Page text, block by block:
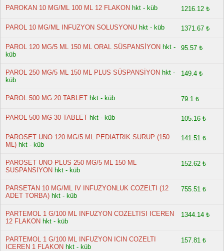
PAROKAN 10 MG/ML 100 ML 12 FLAKON hkt - küb 1216.12 ₺
PAROL 10 MG/ML INFUZYON SOLUSYONU hkt - küb 1371.67 ₺
PAROL 120 MG/5 ML 150 ML ORAL SÜSPANSİYON hkt -
küb
95.57 ₺
PAROL 250 MG/5 ML 150 ML PLUS SÜSPANSİYON hkt -
küb
149.4 ₺
PAROL 500 MG 20 TABLET hkt - küb 79.1 ₺
PAROL 500 MG 30 TABLET hkt - küb 105.16 ₺
PAROSET UNO 120 MG/5 ML PEDIATRIK SURUP (150
ML) hkt - küb
141.51 ₺
PAROSET UNO PLUS 250 MG/5 ML 150 ML
SUSPANSIYON hkt - küb
152.62 ₺
PARSETAN 10 MG/ML IV INFUZYONLUK COZELTI (12
ADET TORBA) hkt - küb
755.51 ₺
PARTEMOL 1 G/100 ML INFUZYON COZELTISI ICEREN
12 FLAKON hkt - küb
1344.14 ₺
PARTEMOL 1 G/100 ML INFUZYON ICIN COZELTI
ICEREN 1 FLAKON hkt - küb
157.81 ₺